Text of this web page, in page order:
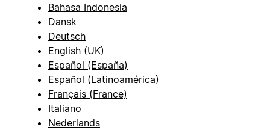
Bahasa Indonesia
Dansk
Deutsch
English (UK)
Español (España)
Español (Latinoamérica)
Français (France)
Italiano
Nederlands